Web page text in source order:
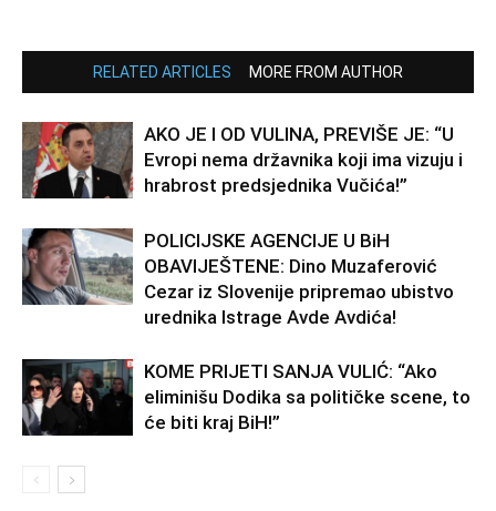
RELATED ARTICLES MORE FROM AUTHOR
AKO JE I OD VULINA, PREVIŠE JE: “U
Evropi nema državnika koji ima vizuju i
hrabrost predsjednika Vučića!”
POLICIJSKE AGENCIJE U BiH
OBAVIJEŠTENE: Dino Muzaferović
Cezar iz Slovenije pripremao ubistvo
urednika Istrage Avde Avdića!
KOME PRIJETI SANJA VULIĆ: “Ako
eliminišu Dodika sa političke scene, to
će biti kraj BiH!”